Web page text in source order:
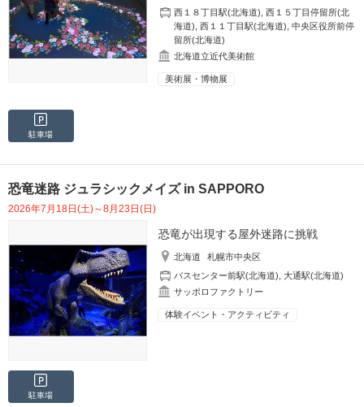
西１８丁目駅(北海道) ,西１５丁目停留所(北
海道) ,西１１丁目駅(北海道) ,中央区役所前停
留所(北海道)
北海道立近代美術館
美術展・博物展
駐車場
恐竜迷路 ジュラシックメイズ in SAPPORO
2026年7月18日(土)～8月23日(日)
恐竜が出現する屋外迷路に挑戦
北海道
札幌市中央区
バスセンター前駅(北海道) ,大通駅(北海道)
サッポロファクトリー
体験イベント・アクティビティ
駐車場